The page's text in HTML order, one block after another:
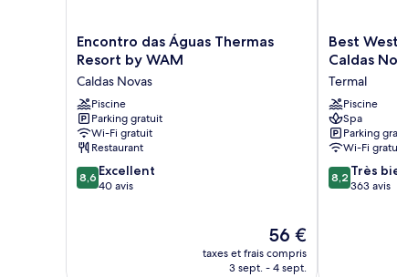
Encontro
das
Thermas
Resort
by
WAM
Caldas
Novas
Encontro das Águas Thermas
Resort by WAM
Caldas Novas
Piscine
Parking gratuit
Wi-Fi gratuit
Restaurant
8.6
sur
8,6 Excellent
40 avis
Le
nouveau
prix
56 €
taxes et frais compris
3 sept. - 4 sept.
Best
Western
Le
Jardin
Caldas
Novas
Termal
Best
Caldas
Termal
Piscine
Spa
Parking
Wi-Fi
8.2
sur
8,2 Très
363 avis